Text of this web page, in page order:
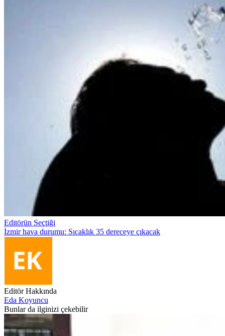
Editörün Seçtiği
İzmir hava durumu: Sıcaklık 35 dereceye çıkacak
Editör Hakkında
Eda Koyuncu
Bunlar da ilginizi çekebilir